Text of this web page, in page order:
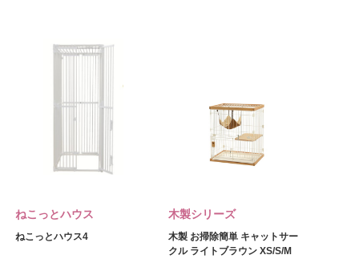
ねこっとハウス
ねこっとハウス4
木製シリーズ
木製 お掃除簡単 キャットサー
クル ライトブラウン XS/S/M